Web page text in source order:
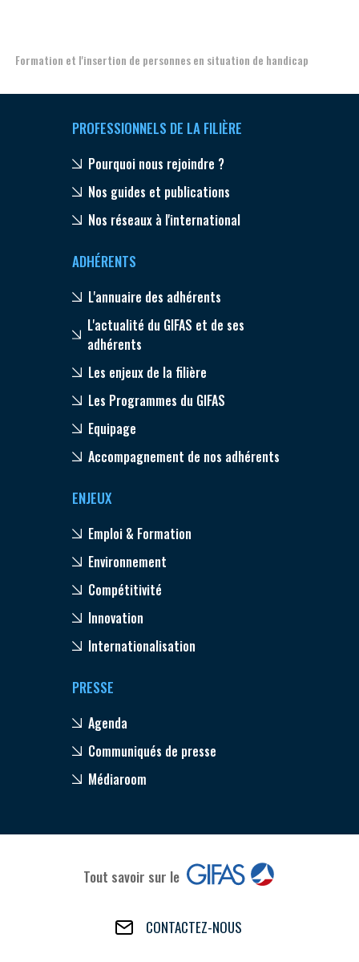
Formation et l'insertion de personnes en situation de handicap
PROFESSIONNELS DE LA FILIÈRE
Pourquoi nous rejoindre ?
Nos guides et publications
Nos réseaux à l'international
ADHÉRENTS
L'annuaire des adhérents
L'actualité du GIFAS et de ses
adhérents
Les enjeux de la filière
Les Programmes du GIFAS
Equipage
Accompagnement de nos adhérents
ENJEUX
Emploi & Formation
Environnement
Compétitivité
Innovation
Internationalisation
PRESSE
Agenda
Communiqués de presse
Médiaroom
Tout savoir sur le
CONTACTEZ-NOUS